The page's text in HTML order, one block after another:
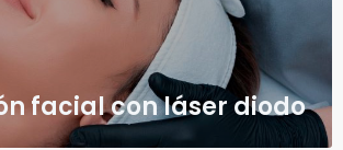
facial con láser diodo